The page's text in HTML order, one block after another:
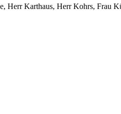
Herr Karthaus, Herr Kohrs, Frau